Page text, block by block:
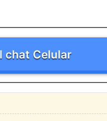
chat Celular